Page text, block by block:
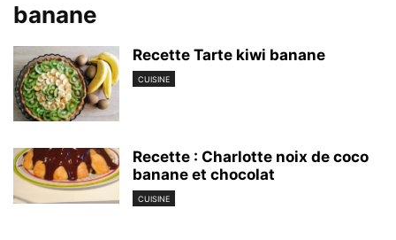
banane
Recette Tarte kiwi banane
CUISINE
Recette : Charlotte noix de coco
banane et chocolat
CUISINE